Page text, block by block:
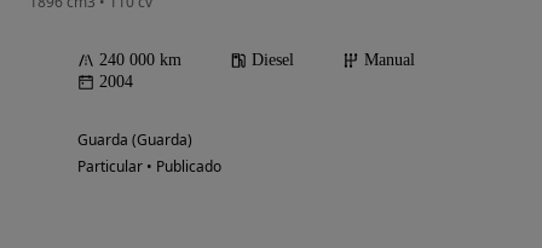
240 000 km Diesel
Manual
2004
Guarda (Guarda)
Particular • Publicado